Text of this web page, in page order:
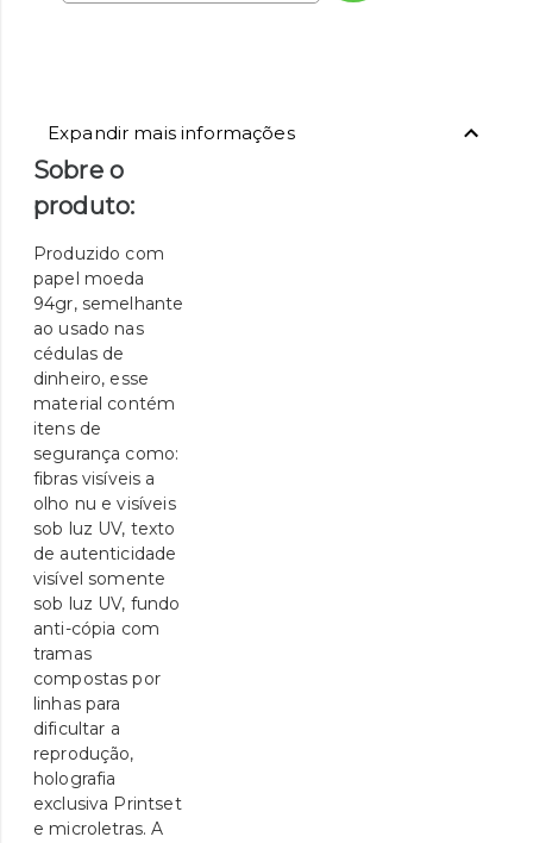
Expandir mais informações
Sobre o
produto:
Produzido com
papel moeda
94gr, semelhante
ao usado nas
cédulas de
dinheiro, esse
material contém
itens de
segurança como:
fibras visíveis a
olho nu e visíveis
sob luz UV, texto
de autenticidade
visível somente
sob luz UV, fundo
anti-cópia com
tramas
compostas por
linhas para
dificultar a
reprodução,
holografia
exclusiva Printset
e microletras. A